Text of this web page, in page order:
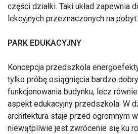
części działki. Taki układ zapewnia
lekcyjnych przeznaczonych na
PARK EDUKACYJNY
Koncepcja przedszkola
tylko próbę osiągnięcia bardzo
funkcjonowania budynku, lecz
aspekt edukacyjny przedszkola. W
architektura staje przed ogromnym
niewątpliwie jest zwrócenie się ku